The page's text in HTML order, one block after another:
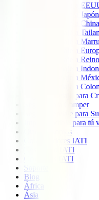
Seguro de viaje a
Seguro de viaje a Japón
Seguro de viaje a China
Seguro de viaje a
Seguro de viaje a
Seguro de viaje a
Seguro de viaje a
Seguro de viaje a
Seguro de viaje a
Seguro de viaje a
Seguro de viaje para
Seguro para Camper
Seguro de viaje para
Imprescindible para tú
Quiénes somos
Colaboradores IATI
Descuento IATI
Opiniones IATI
Soporte
Blog
África
Ásia